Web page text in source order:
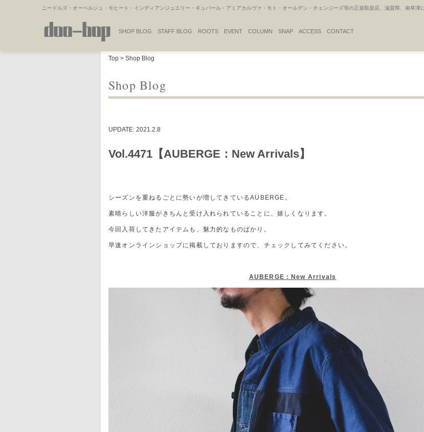
ニードルズ・オーベルジュ・モヒート・インディアンジュエリー・ギュパール・アミアカルヴァ・モト・オールデン・チェンジーズ等の正規取扱店。滋賀県、南草津
SHOP BLOG STAFF BLOG ROOTS EVENT COLUMN SNAP ACCESS CONTACT
Top > Shop Blog
Shop Blog
UPDATE: 2021.2.8
Vol.4471【AUBERGE：New Arrivals】
シーズンを重ねるごとに勢いが増してきているAUBERGE。
素晴らしい洋服がきちんと受け入れられていることに、嬉しくなります。
今回入荷してきたアイテムも、魅力的なものばかり。
早速オンラインショップに掲載しておりますので、チェックしてみてください。
AUBERGE：New Arrivals